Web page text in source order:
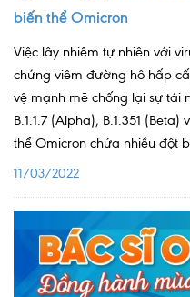
Da Liễu
Mắt
Răng Hàm Mặt
Vật lý trị liệu hồi phục
Xét nghiệm
Xét nghiệm sàng lọc
biến thể Omicron
Việc lây nhiễm tự nhiên với
chứng viêm đường hô hấp
vệ mạnh mẽ chống lại sự tái
B.1.1.7 (Alpha), B.1.351
thể Omicron chứa nhiều đột
11/03/2022